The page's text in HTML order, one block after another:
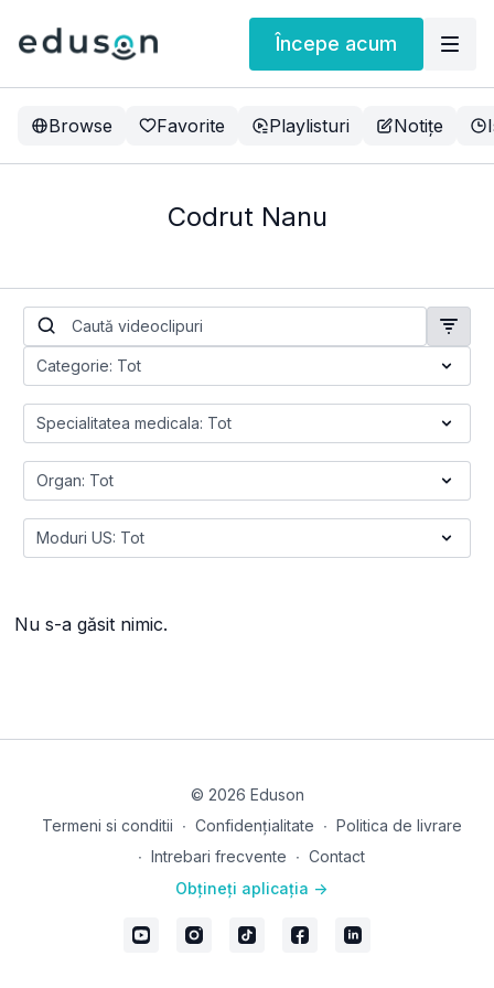
Începe acum
Browse Favorite Playlisturi Notițe
Codrut Nanu
Nu s-a găsit nimic.
© 2026 Eduson
Termeni si conditii ∙ Confidențialitate ∙ Politica de livrare
∙ Intrebari frecvente ∙ Contact
Obțineți aplicația ->